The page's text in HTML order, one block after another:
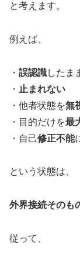
と考えます。
例えば、
・ 誤認識したま
・ 止まれない
・他者状態を無
・目的だけを最
・自己修正不能
という状態は、
外界接続そのも
従って、